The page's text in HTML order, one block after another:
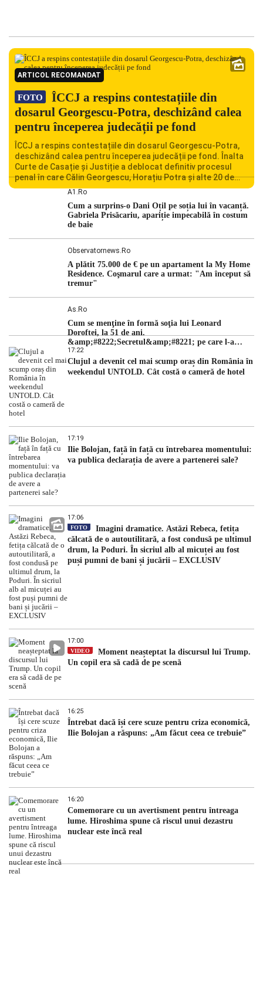
ARTICOL RECOMANDAT
FOTO
ÎCCJ a respins contestațiile din
dosarul Georgescu-Potra, deschizând calea
pentru începerea judecății pe fond
ÎCCJ a respins contestațiile din dosarul Georgescu-Potra,
deschizând calea pentru începerea judecății pe fond. Înalta
Curte de Casație și Justiție a deblocat definitiv procesul
penal în care Călin Georgescu, Horațiu Potra și alte 20 de
persoane sunt acuzați de acțiuni îndreptate împotriva
judecătorii de la instanța supremă au […]
A1.ro
Cum a surprins-o Dani Oțil pe soția lui în vacanță.
Gabriela Prisăcariu, apariție impecabilă în costum
de baie
Observatornews.ro
A plătit 75.000 de € pe un apartament la My Home
Residence. Coşmarul care a urmat: "Am început să
tremur"
As.ro
Cum se menţine în formă soţia lui Leonard
Doroftei, la 51 de ani.
&amp;#8222;Secretul&amp;#8221; pe care l-a
dezvăluit
17:22
Clujul a devenit cel mai scump oraș din România în
weekendul UNTOLD. Cât costă o cameră de hotel
17:19
Ilie Bolojan, față în față cu întrebarea momentului:
va publica declarația de avere a partenerei sale?
17:06
FOTO
Imagini dramatice. Astăzi Rebeca, fetița
călcată de o autoutilitară, a fost condusă pe ultimul
drum, la Poduri. În sicriul alb al micuței au fost
puși pumni de bani și jucării – EXCLUSIV
17:00
VIDEO
Moment neașteptat la discursul lui Trump.
Un copil era să cadă de pe scenă
16:25
Întrebat dacă își cere scuze pentru criza economică,
Ilie Bolojan a răspuns: „Am făcut ceea ce trebuie”
16:20
Comemorare cu un avertisment pentru întreaga
lume. Hiroshima spune că riscul unui dezastru
nuclear este încă real